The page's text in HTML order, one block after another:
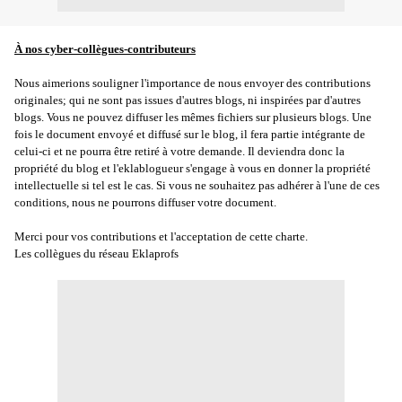
À nos cyber-collègues-contributeurs
Nous aimerions souligner l'importance de nous envoyer des contributions
originales; qui ne sont pas issues d'autres blogs, ni inspirées par d'autres
blogs. Vous ne pouvez diffuser les mêmes fichiers sur plusieurs blogs. Une
fois le document envoyé et diffusé sur le blog, il fera partie intégrante de
celui-ci et ne pourra être retiré à votre demande. Il deviendra donc la
propriété du blog et l'eklablogueur s'engage à vous en donner la propriété
intellectuelle si tel est le cas. Si vous ne souhaitez pas adhérer à l'une de ces
conditions, nous ne pourrons diffuser votre document.
Merci pour vos contributions et l'acceptation de cette charte.
Les collègues du réseau Eklaprofs